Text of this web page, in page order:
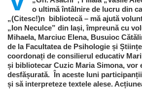
o ultimă întâlnire de lucru din
„(Citesc!)n bibliotecă – mă ajută
„Ion Neculce” din Iași, împreună cu
Mihaela, Marciuc Elena, Busuioc
de la Facultatea de Psihologie și
coordonați de consilierul educativ
și bibliotecar Cuzic Maria Simona, vor
desfășurată. În aceste luni
și să interpreteze textele alese.